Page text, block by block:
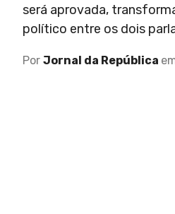
será aprovada,
político entre os dois
Por Jornal da República